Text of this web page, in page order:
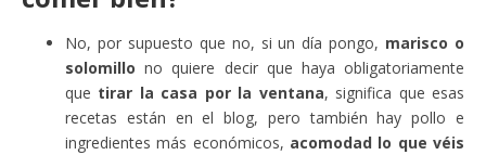
No, por supuesto que no, si un día pongo, marisco o
solomillo no quiere decir que haya obligatoriamente
que tirar la casa por la ventana, significa que esas
recetas están en el blog, pero también hay pollo e
ingredientes más económicos, acomodad lo que véis